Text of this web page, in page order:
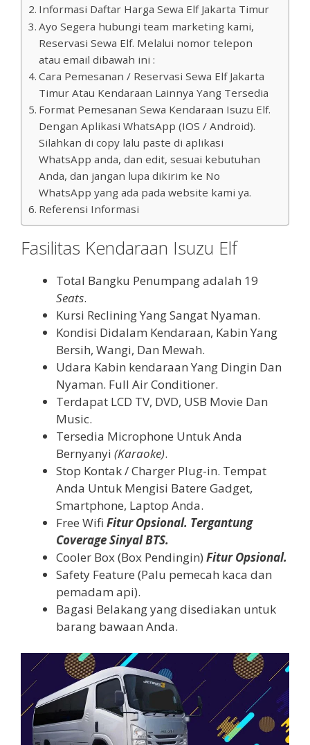
Informasi Daftar Harga Sewa Elf Jakarta Timur
Ayo Segera hubungi team marketing kami,
Reservasi Sewa Elf. Melalui nomor telepon
atau email dibawah ini :
Cara Pemesanan / Reservasi Sewa Elf Jakarta
Timur Atau Kendaraan Lainnya Yang Tersedia
Format Pemesanan Sewa Kendaraan Isuzu Elf.
Dengan Aplikasi WhatsApp (IOS / Android).
Silahkan di copy lalu paste di aplikasi
WhatsApp anda, dan edit, sesuai kebutuhan
Anda, dan jangan lupa dikirim ke No
WhatsApp yang ada pada website kami ya.
Referensi Informasi
Fasilitas Kendaraan Isuzu Elf
Total Bangku Penumpang adalah 19
Seats.
Kursi Reclining Yang Sangat Nyaman.
Kondisi Didalam Kendaraan, Kabin Yang
Bersih, Wangi, Dan Mewah.
Udara Kabin kendaraan Yang Dingin Dan
Nyaman. Full Air Conditioner.
Terdapat LCD TV, DVD, USB Movie Dan
Music.
Tersedia Microphone Untuk Anda
Bernyanyi (Karaoke).
Stop Kontak / Charger Plug-in. Tempat
Anda Untuk Mengisi Batere Gadget,
Smartphone, Laptop Anda.
Free Wifi Fitur Opsional. Tergantung
Coverage Sinyal BTS.
Cooler Box (Box Pendingin) Fitur Opsional.
Safety Feature (Palu pemecah kaca dan
pemadam api).
Bagasi Belakang yang disediakan untuk
barang bawaan Anda.